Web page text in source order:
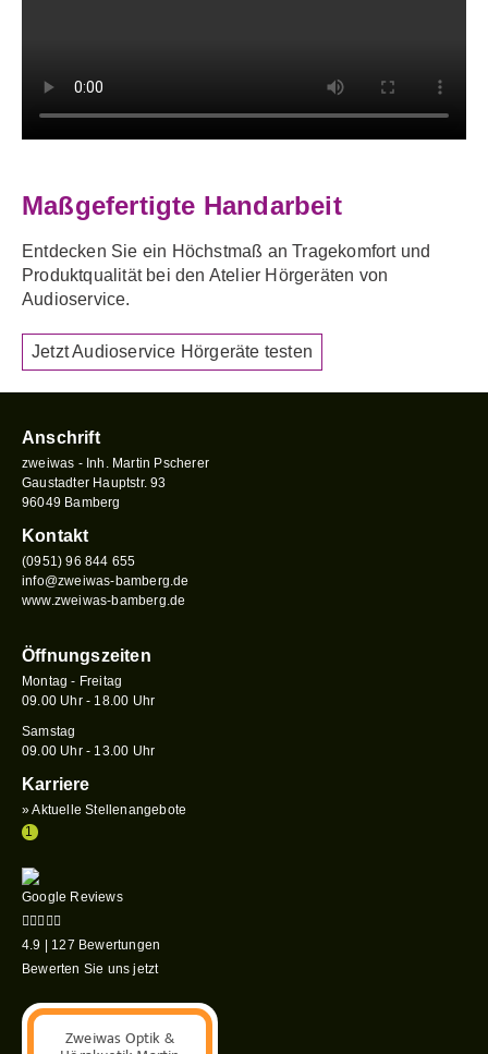
Maßgefertigte Handarbeit
Entdecken Sie ein Höchstmaß an Tragekomfort und
Produktqualität bei den Atelier Hörgeräten von
Audioservice.
Jetzt Audioservice Hörgeräte testen
Anschrift
zweiwas - Inh. Martin Pscherer
Gaustadter Hauptstr. 93
96049 Bamberg
Kontakt
(0951) 96 844 655
info@zweiwas-bamberg.de
www.zweiwas-bamberg.de
Öffnungszeiten
Montag - Freitag
09.00 Uhr - 18.00 Uhr
Samstag
09.00 Uhr - 13.00 Uhr
Karriere
» Aktuelle Stellenangebote
1
Google Reviews
4.9 | 127 Bewertungen
Bewerten Sie uns jetzt
Zweiwas Optik &